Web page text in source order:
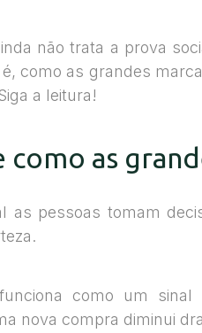
não trata a prova
como as grandes
a leitura!
as
as pessoas tomam
como um
nova compra diminui